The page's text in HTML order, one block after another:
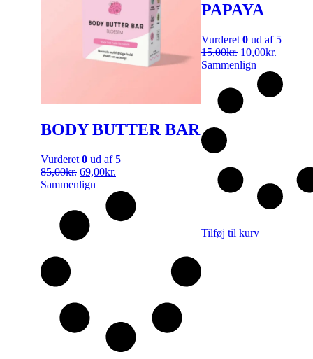
BODY BUTTER BAR
Vurderet 0 ud af 5
85,00kr. 69,00kr.
Sammenlign
PAPAYA
Vurderet 0 ud af 5
15,00kr. 10,00kr.
Sammenlign
Tilføj til kurv